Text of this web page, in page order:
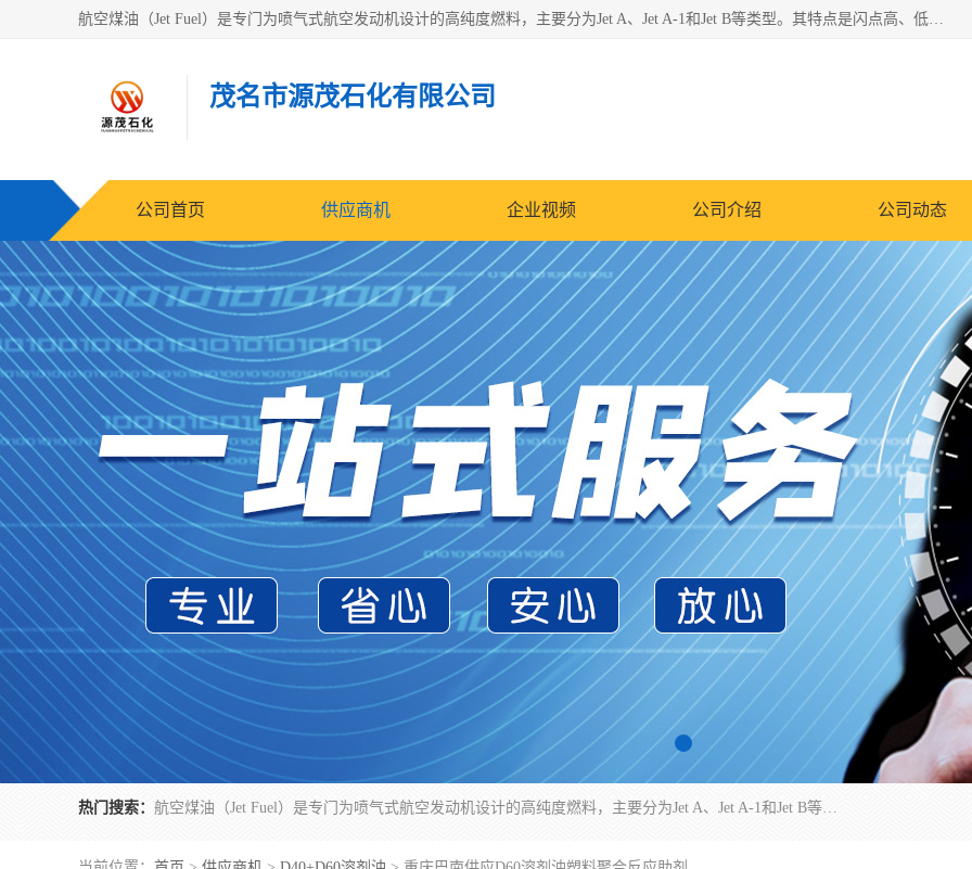
航空煤油（Jet Fuel）是专门为喷气式航空发动机设计的高纯度燃料，主要分为Jet A、Jet A-1和Jet B等类型。其特点是闪点高、低温流动性好，并添加了抗静电剂和抗氧化剂以确保飞行安全。航空煤油需
茂名市源茂石化有限公司
公司首页 供应商机 企业视频 公司介绍 公司动态
热门搜索： 航空煤油（Jet Fuel）是专门为喷气式航空发动机设计的高纯度燃料，主要分为Jet A、Jet A-1和Jet B等类型。其特点是闪点高、低温流动性好，并添加了抗静电剂和抗氧化剂以确保飞行安全。航空煤油需